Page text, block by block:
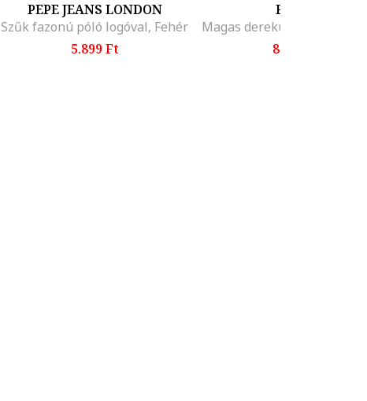
PEPE JEANS LONDON
Szűk fazonú póló logóval, Fehér
5.899 Ft
FALKE
8.063 Ft